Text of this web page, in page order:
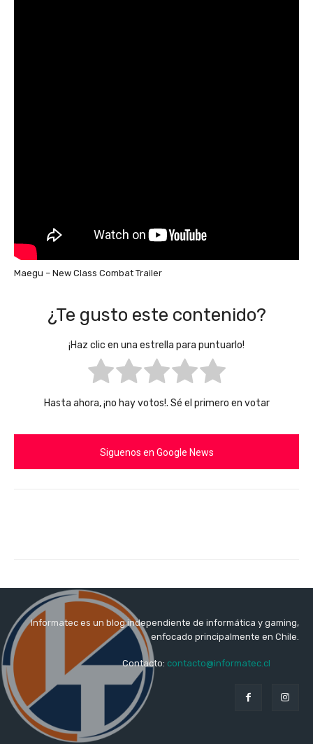
Maegu – New Class Combat Trailer
¿Te gusto este contenido?
¡Haz clic en una estrella para puntuarlo!
Hasta ahora, ¡no hay votos!. Sé el primero en votar
Siguenos en Google News
Informatec es un blog independiente de informática y gaming,
enfocado principalmente en Chile.
Contacto: contacto@informatec.cl